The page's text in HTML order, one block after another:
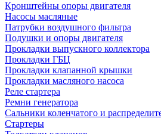
Кронштейны опоры двигателя
Насосы масляные
Патрубки воздушного фильтра
Подушки и опоры двигателя
Прокладки выпускного коллектора
Прокладки ГБЦ
Прокладки клапанной крышки
Прокладки масляного насоса
Реле стартера
Ремни генератора
Сальники коленчатого и
Стартеры